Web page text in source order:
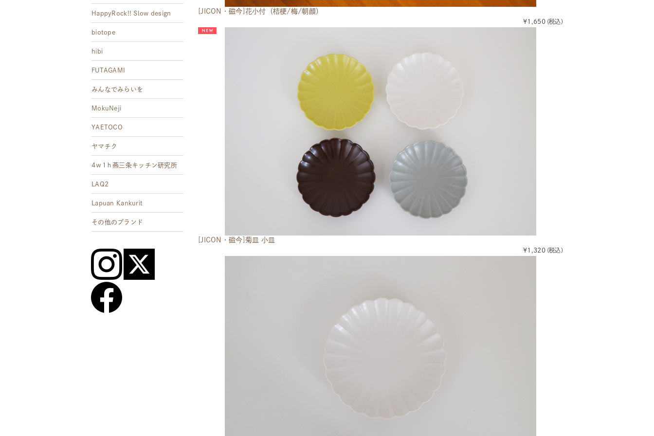
[JICON・磁今]花小付（桔梗/梅/朝顔）
¥1,650 (税込)
[JICON・磁今]菊皿 小皿
¥1,320 (税込)
HappyRock!! Slow design
biotope
hibi
FUTAGAMI
みんなでみらいを
MokuNeji
YAETOCO
ヤマチク
4ｗ1ｈ燕三条キッチン研究所
LAQ2
Lapuan Kankurit
その他のブランド